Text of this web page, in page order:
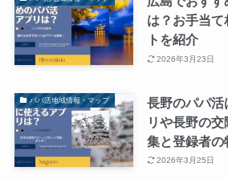
は？お手当て
トを紹介
2026年3月23日
パパ活地域情報・マップ
長野のパパ活
リや長野の
集と登録者の
2026年3月25日